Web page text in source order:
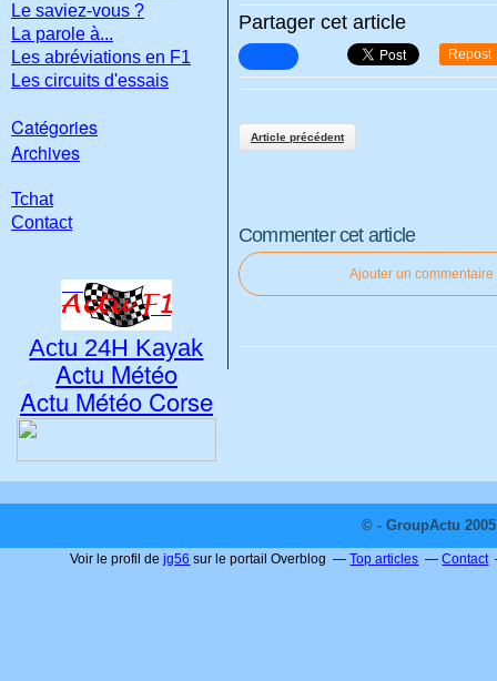
Partager cet article
Repost
Article précédent
Commenter cet article
Ajouter un commentaire
Le saviez-vous ?
La parole à...
Les abréviations en F1
Les circuits d'essais
Catégories
Archives
Tchat
Contact
Actu 24H Kayak
Actu Météo
Actu Météo Corse
© - GroupActu
Voir le profil dejg56 sur le portail Overblog Top articles Contact